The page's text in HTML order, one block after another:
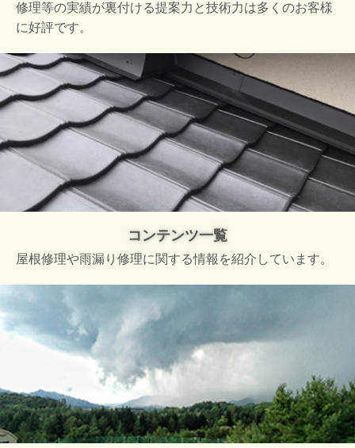
修理等の実績が裏付ける提案力と技術力は多くのお客様
に好評です。
コンテンツ一覧
屋根修理や雨漏り修理に関する情報を紹介しています。